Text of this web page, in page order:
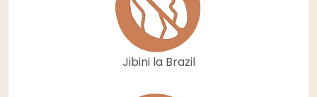
Jibini la Brazil